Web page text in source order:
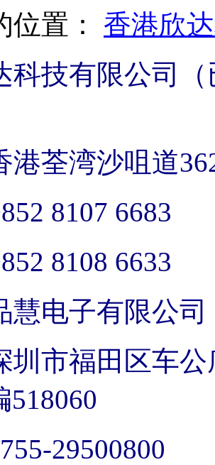
位置： 香港欣
科技有限公司
港荃湾沙咀道
8107 6683
8108 6633
慧电子有限公司
圳市福田区车
518060
29500800